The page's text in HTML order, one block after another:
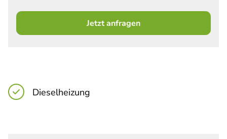
Jetzt anfragen
Dieselheizung